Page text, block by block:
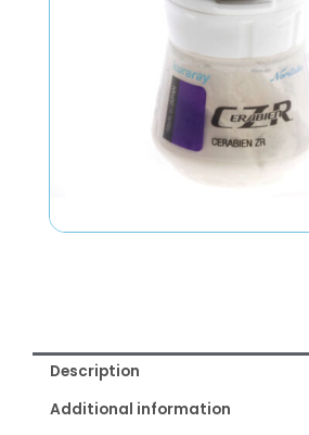
Description
Additional information